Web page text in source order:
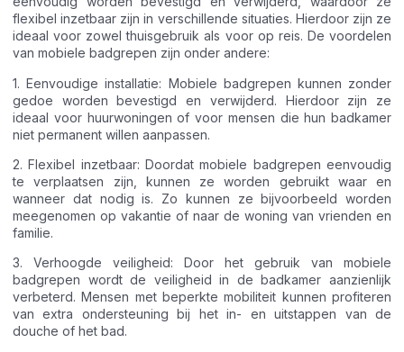
flexibel inzetbaar zijn in verschillende situaties. Hierdoor zijn ze
ideaal voor zowel thuisgebruik als voor op reis. De voordelen
van mobiele badgrepen zijn onder andere:
1. Eenvoudige installatie: Mobiele badgrepen kunnen zonder
gedoe worden bevestigd en verwijderd. Hierdoor zijn ze
ideaal voor huurwoningen of voor mensen die hun badkamer
niet permanent willen aanpassen.
2. Flexibel inzetbaar: Doordat mobiele badgrepen eenvoudig
te verplaatsen zijn, kunnen ze worden gebruikt waar en
wanneer dat nodig is. Zo kunnen ze bijvoorbeeld worden
meegenomen op vakantie of naar de woning van vrienden en
familie.
3. Verhoogde veiligheid: Door het gebruik van mobiele
badgrepen wordt de veiligheid in de badkamer aanzienlijk
verbeterd. Mensen met beperkte mobiliteit kunnen profiteren
van extra ondersteuning bij het in- en uitstappen van de
douche of het bad.